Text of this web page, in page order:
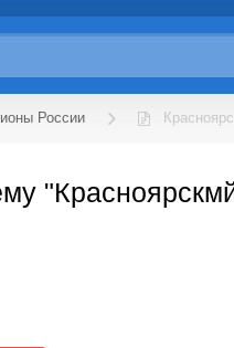
России